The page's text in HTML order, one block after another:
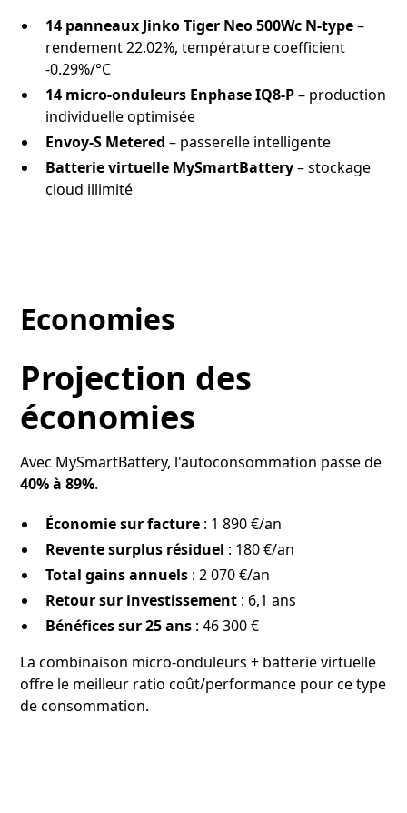
14 panneaux Jinko Tiger Neo 500Wc N-type–
rendement 22.02%, température coefficient
-0.29%/°C
14 micro-onduleurs Enphase IQ8-P– production
individuelle optimisée
Envoy-S Metered – passerelle intelligente
Batterie virtuelle MySmartBattery– stockage
cloud illimité
Economies
Projection des
économies
Avec MySmartBattery, l'autoconsommation passe de
40% à 89%.
Économie sur facture : 1 890 €/an
Revente surplus résiduel : 180 €/an
Total gains annuels : 2 070 €/an
Retour sur investissement : 6,1 ans
Bénéfices sur 25 ans : 46 300 €
La combinaison micro-onduleurs + batterie virtuelle
offre le meilleur ratio coût/performance pour ce type
de consommation.